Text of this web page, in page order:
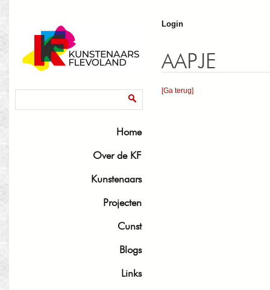
Home
Over de KF
Kunstenaars
Projecten
Cunst
Blogs
Links
Login
AAPJE
[Ga terug]